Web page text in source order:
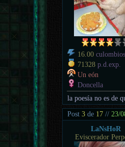
16.00 culombios
71328 p.d.exp.
Un eón
Doncella
la poesía no es de
Post3 de 17 //23/
LaNsHoR
Eviscerador